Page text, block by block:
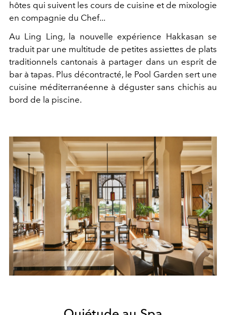
hôtes qui suivent les cours de cuisine et de mixologie
en compagnie du Chef...
Au Ling Ling, la nouvelle expérience Hakkasan se
traduit par une multitude de petites assiettes de plats
traditionnels cantonais à partager dans un esprit de
bar à tapas. Plus décontracté, le Pool Garden sert une
cuisine méditerranéenne à déguster sans chichis au
bord de la piscine.